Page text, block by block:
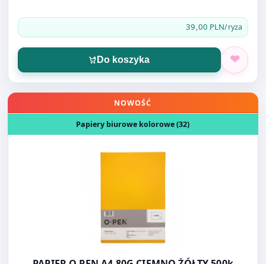
Otwórz produkt: PAPIER O.PEN A4 80G CIEMNO ŻÓŁTY
NOWOŚĆ
Papiery biurowe kolorowe (32)